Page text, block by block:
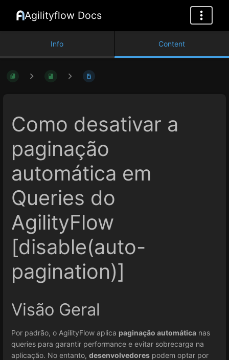
Agilityflow Docs
Info Content
Como desativar a
paginação
automática em
Queries do
AgilityFlow
[disable(auto-
pagination)]
Visão Geral
Por padrão, o AgilityFlow aplica paginação automática nas
queries para garantir performance e evitar sobrecarga na
aplicação. No entanto, desenvolvedores podem optar por